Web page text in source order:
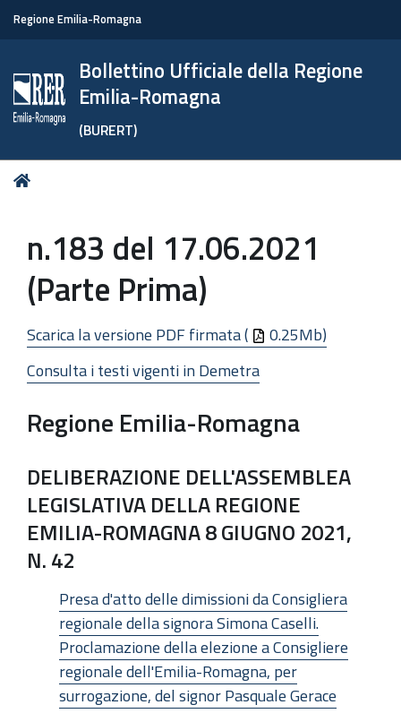
Regione Emilia-Romagna
Bollettino Ufficiale della Regione
Emilia-Romagna
(BURERT)
Tu
n.183 del 17.06.2021
(Parte Prima)
Scarica la versione PDF firmata (
0.25Mb)
Consulta i testi vigenti in Demetra
Regione Emilia-Romagna
DELIBERAZIONE DELL'ASSEMBLEA
LEGISLATIVA DELLA REGIONE
EMILIA-ROMAGNA 8 GIUGNO 2021,
N. 42
Presa d'atto delle dimissioni da Consigliera
regionale della signora Simona Caselli.
Proclamazione della elezione a Consigliere
regionale dell'Emilia-Romagna, per
surrogazione, del signor Pasquale Gerace